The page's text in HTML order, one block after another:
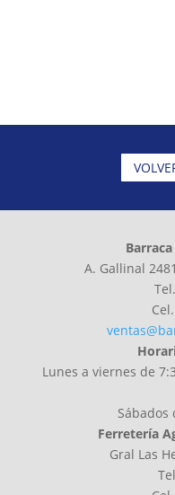
A. Gallinal
Lunes a viernes de
Sábados
Ferretería
Gral Las